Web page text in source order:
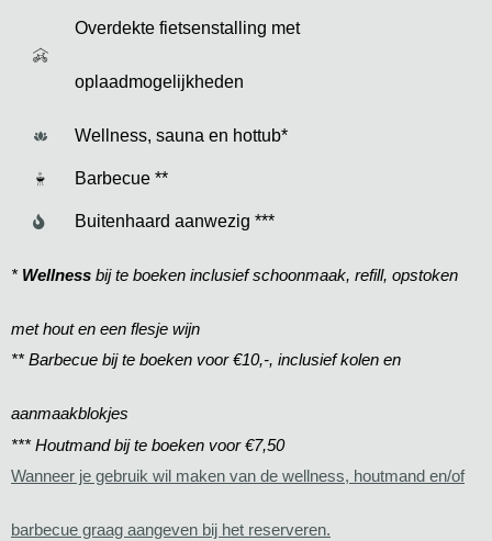
Overdekte fietsenstalling met
oplaadmogelijkheden
Wellness, sauna en hottub*
Barbecue **
Buitenhaard aanwezig ***
* Wellness bij te boeken inclusief schoonmaak, refill, opstoken
met hout en een flesje wijn
** Barbecue bij te boeken voor €10,-, inclusief kolen en
aanmaakblokjes
*** Houtmand bij te boeken voor €7,50
Wanneer je gebruik wil maken van de wellness, houtmand en/of
barbecue graag aangeven bij het reserveren.